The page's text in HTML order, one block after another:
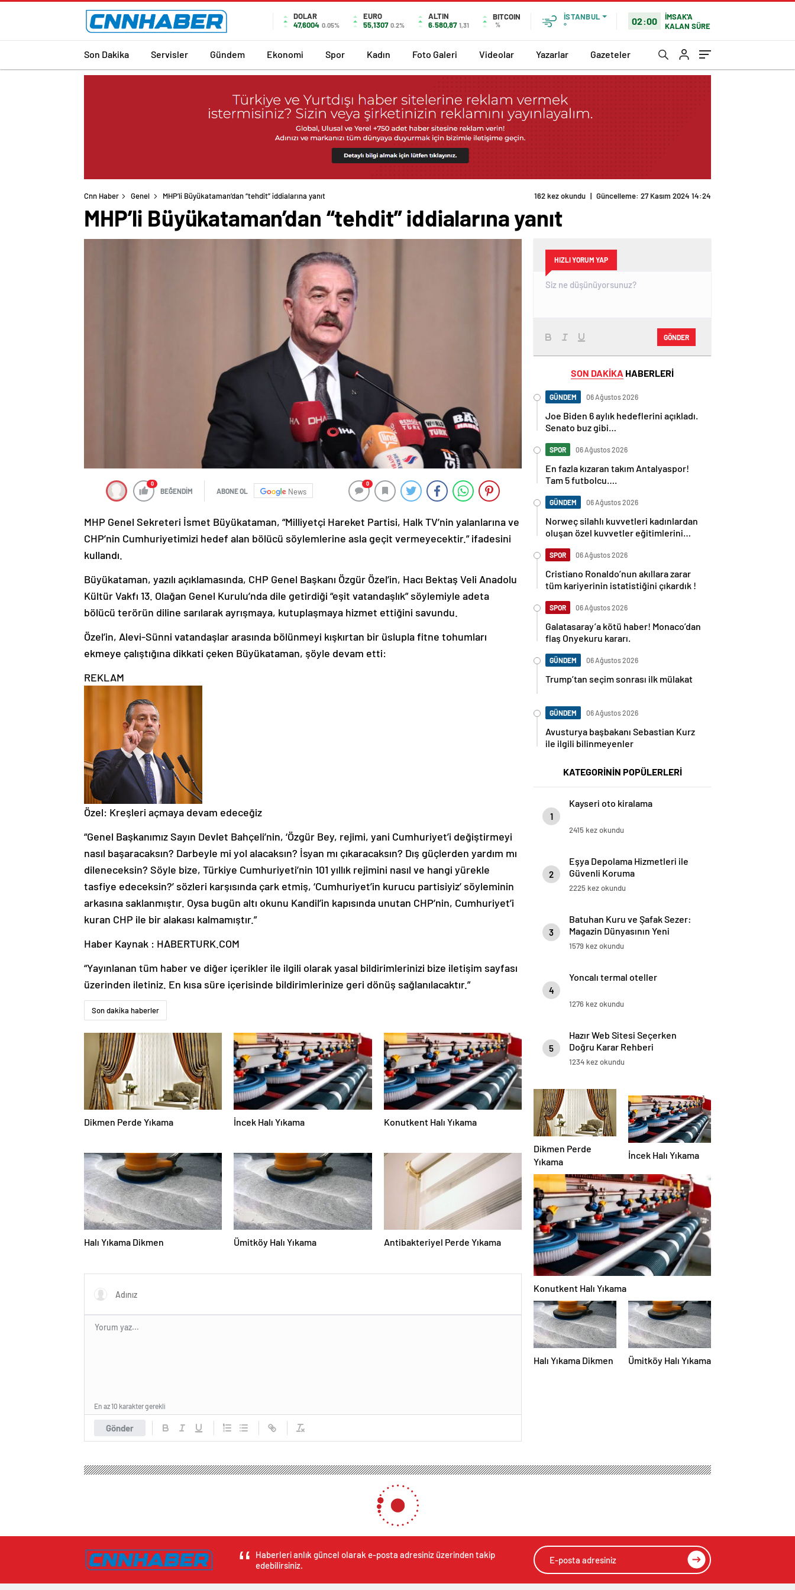
DOLAR
47,6004 0.05%
EURO
55,1307 0.2%
ALTIN
6.580,87 1,31
BITCOIN
%
İSTANBUL
°
02:00
İMSAK'A
KALAN SÜRE
Son Dakika Servisler Gündem Ekonomi Spor Kadın Foto Galeri Videolar Yazarlar Gazeteler
Cnn Haber Genel MHP’li Büyükataman’dan “tehdit” iddialarına yanıt 162 kez okundu | Güncelleme: 27 Kasım 2024 14:24
MHP’li Büyükataman’dan “tehdit” iddialarına yanıt
0
BEĞENDİM ABONE OL News
0
MHP Genel Sekreteri İsmet Büyükataman, “Milliyetçi Hareket Partisi, Halk TV’nin yalanlarına ve
CHP’nin Cumhuriyetimizi hedef alan bölücü söylemlerine asla geçit vermeyecektir.” ifadesini
kullandı.
Büyükataman, yazılı açıklamasında, CHP Genel Başkanı Özgür Özel’in, Hacı Bektaş Veli Anadolu
Kültür Vakfı 13. Olağan Genel Kurulu’nda dile getirdiği “eşit vatandaşlık” söylemiyle adeta
bölücü terörün diline sarılarak ayrışmaya, kutuplaşmaya hizmet ettiğini savundu.
Özel’in, Alevi-Sünni vatandaşlar arasında bölünmeyi kışkırtan bir üslupla fitne tohumları
ekmeye çalıştığına dikkati çeken Büyükataman, şöyle devam etti:
REKLAM
Özel: Kreşleri açmaya devam edeceğiz
“Genel Başkanımız Sayın Devlet Bahçeli’nin, ‘Özgür Bey, rejimi, yani Cumhuriyet’i değiştirmeyi
nasıl başaracaksın? Darbeyle mi yol alacaksın? İsyan mı çıkaracaksın? Dış güçlerden yardım mı
dileneceksin? Söyle bize, Türkiye Cumhuriyeti’nin 101 yıllık rejimini nasıl ve hangi yürekle
tasfiye edeceksin?’ sözleri karşısında çark etmiş, ‘Cumhuriyet’in kurucu partisiyiz’ söyleminin
arkasına saklanmıştır. Oysa bugün altı okunu Kandil’in kapısında unutan CHP’nin, Cumhuriyet’i
kuran CHP ile bir alakası kalmamıştır.”
Haber Kaynak : HABERTURK.COM
“Yayınlanan tüm haber ve diğer içerikler ile ilgili olarak yasal bildirimlerinizi bize iletişim sayfası
üzerinden iletiniz. En kısa süre içerisinde bildirimlerinize geri dönüş sağlanılacaktır.”
Son dakika haberler
Dikmen Perde Yıkama İncek Halı Yıkama Konutkent Halı Yıkama
Halı Yıkama Dikmen Ümitköy Halı Yıkama Antibakteriyel Perde Yıkama
Gönder
En az 10 karakter gerekli
HIZLI YORUM YAP
GÖNDER
SON DAKİKA HABERLERİ
GÜNDEM 06 Ağustos 2026
Joe Biden 6 aylık hedeflerini açıkladı.
Senato buz gibi…
SPOR 06 Ağustos 2026
En fazla kızaran takım Antalyaspor!
Tam 5 futbolcu….
GÜNDEM 06 Ağustos 2026
Norweç silahlı kuvvetleri kadınlardan
oluşan özel kuvvetler eğitimlerini
SPOR 06 Ağustos 2026
Cristiano Ronaldo’nun akıllara zarar
tüm kariyerinin istatistiğini çıkardık !
SPOR 06 Ağustos 2026
Galatasaray’a kötü haber! Monaco’dan
flaş Onyekuru kararı.
GÜNDEM 06 Ağustos 2026
Trump’tan seçim sonrası ilk mülakat
GÜNDEM 06 Ağustos 2026
Avusturya başbakanı Sebastian Kurz
ile ilgili bilinmeyenler
KATEGORİNİN POPÜLERLERİ
1
Kayseri oto kiralama
2415 kez okundu
2
Eşya Depolama Hizmetleri ile
Güvenli Koruma
2225 kez okundu
3
Batuhan Kuru ve Şafak Sezer:
Magazin Dünyasının Yeni
“Dynamic Duo”su!
1579 kez okundu
4
Yoncalı termal oteller
1276 kez okundu
5
Hazır Web Sitesi Seçerken
Doğru Karar Rehberi
1234 kez okundu
Dikmen Perde
Yıkama
İncek Halı Yıkama
Konutkent Halı Yıkama
Halı Yıkama Dikmen Ümitköy Halı Yıkama
Haberleri anlık güncel olarak e-posta adresiniz üzerinden takip
edebilirsiniz.